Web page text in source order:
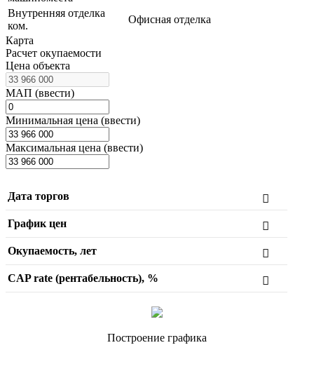
Внутренняя отделка
ком.
Офисная отделка
Карта
Расчет окупаемости
Цена объекта
МАП (ввести)
Минимальная цена (ввести)
Максимальная цена (ввести)
Дата торгов
График цен
Окупаемость, лет
CAP rate (рентабельность), %
Построение графика